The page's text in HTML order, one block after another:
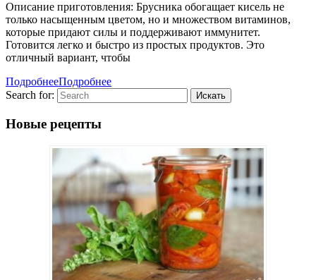
Описание приготовления: Брусника обогащает кисель не
только насыщенным цветом, но и множеством витаминов,
которые придают силы и поддерживают иммунитет.
Готовится легко и быстро из простых продуктов. Это
отличный вариант, чтобы
ПодробнееПодробнее
Search for:
Новые рецепты